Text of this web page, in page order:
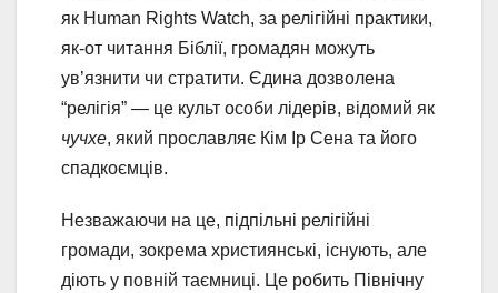
як Human Rights Watch, за релігійні практики,
як-от читання Біблії, громадян можуть
ув’язнити чи стратити. Єдина дозволена
“релігія” — це культ особи лідерів, відомий як
чучхе, який прославляє Кім Ір Сена та його
спадкоємців.
Незважаючи на це, підпільні релігійні
громади, зокрема християнські, існують, але
діють у повній таємниці. Це робить Північну